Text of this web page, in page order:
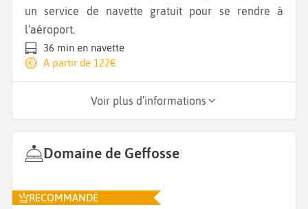
un service de navette gratuit pour se rendre à
l’aéroport.
36 min en navette
A partir de 122€
Voir plus d’informations
Domaine de Geffosse
RECOMMANDÉ